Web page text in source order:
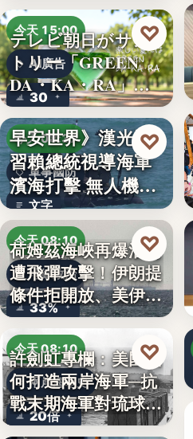
今天 15:00
AI廣告
30
テレビ朝日がサン
トリー「GREEN
DA・KA・RA」
と…
♡
今天 08:37
軍事國防
文字
早安世界》漢光演
習賴總統視導海軍
濱海打擊 無人機秀
攻擊力
♡
今天 08:10
地緣政治
33%
荷姆茲海峽再爆油輪
遭飛彈攻擊！伊朗提
條件拒開放、美伊談
判…
♡
今天 08:10
兩岸海軍史
20倍
許劍虹專欄：美國如
何打造兩岸海軍─抗
戰末期海軍對琉球的
覬…
♡